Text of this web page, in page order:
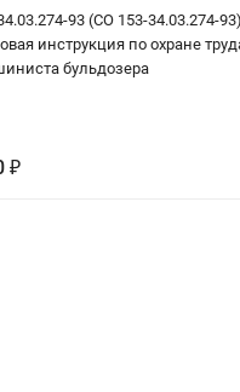
93 (СО 153-34.03.274-
инструкция по охране
бульдозера
₽